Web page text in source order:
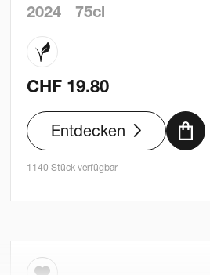
2024 75cl
CHF 19.80
Entdecken
1140 Stück verfügbar